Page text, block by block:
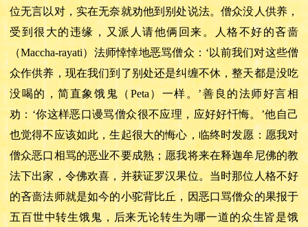
位无言以对，实在无奈就劝他到别处说法。僧众没人供养，
受到很大的违缘，又派人请他俩回来。人格不好的吝啬
（Maccha-rayati）法师悻悻地恶骂僧众：‘以前我们对这些僧
众作供养，现在我们到了别处还是纠缠不休，整天都是没吃
没喝的，简直象饿鬼（Peta）一样。’善良的法师好言相
劝：‘你这样恶口谩骂僧众很不应理，应好好忏悔。’他自己
也觉得不应该如此，生起很大的悔心，临终时发愿：愿我对
僧众恶口相骂的恶业不要成熟；愿我将来在释迦牟尼佛的教
法下出家，令佛欢喜，并获证罗汉果位。当时那位人格不好
的吝啬法师就是如今的小驼背比丘，因恶口骂僧众的果报于
五百世中转生饿鬼，后来无论转生为哪一道的众生皆是饿